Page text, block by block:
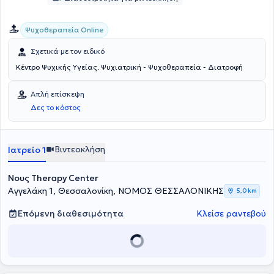
Ψυχοθεραπεία Online
Σχετικά με τον ειδικό
Κέντρο Ψυχικής Υγείας. Ψυχιατρική - Ψυχοθεραπεία - Διατροφή
Απλή επίσκεψη
Δες το κόστος
Ιατρείο 1 Βιντεοκλήση
Νους Therapy Center
Αγγελάκη 1, Θεσσαλονίκη, ΝΟΜΟΣ ΘΕΣΣΑΛΟΝΙΚΗΣ
5,0 km
Επόμενη διαθεσιμότητα Κλείσε ραντεβού